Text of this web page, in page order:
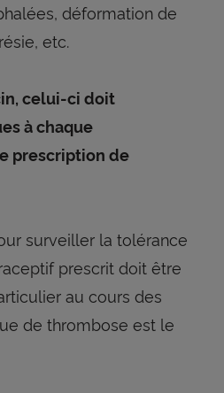
déformation de
etc.
celui-ci doit
à chaque
prescription de
surveiller la tolérance
prescrit doit être
au cours des
de thrombose est le